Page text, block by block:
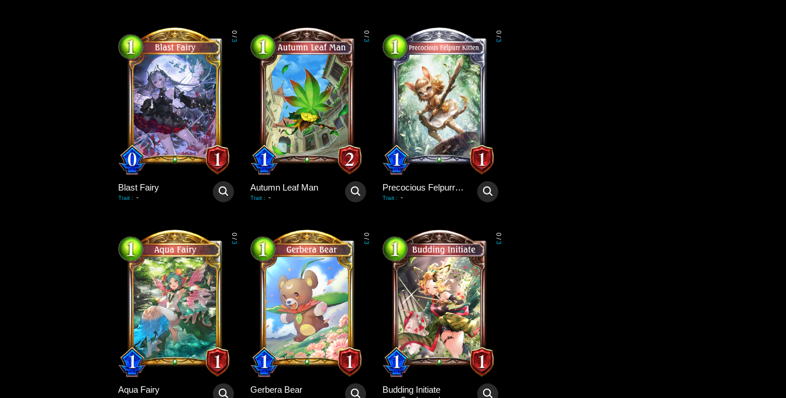
0
/
3
Blast Fairy
Trait : -
0
/
3
Autumn Leaf Man
Trait : -
0
/
3
Precocious Felpurr Kitten
Trait : -
0
/
3
Aqua Fairy
0
/
3
Gerbera Bear
0
/
3
Budding Initiate